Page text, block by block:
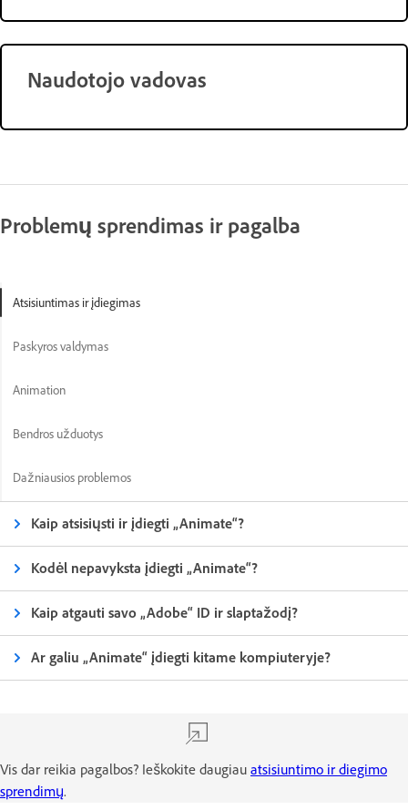
Naudotojo vadovas
Problemų sprendimas ir pagalba
Atsisiuntimas ir įdiegimas
Paskyros valdymas
Animation
Bendros užduotys
Dažniausios problemos
Kaip atsisiųsti ir įdiegti „Animate“?
Kodėl nepavyksta įdiegti „Animate“?
Kaip atgauti savo „Adobe“ ID ir slaptažodį?
Ar galiu „Animate“ įdiegti kitame kompiuteryje?
Vis dar reikia pagalbos? Ieškokite daugiau atsisiuntimo ir diegimo
sprendimų.